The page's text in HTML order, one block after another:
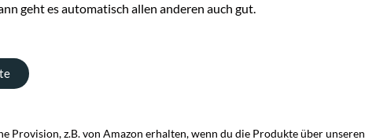
geht es automatisch allen anderen auch gut.
Provision, z.B. von Amazon erhalten, wenn du die Produkte über unseren